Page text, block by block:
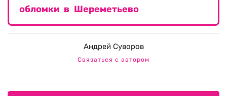
обломки в Шереметьево
Андрей Суворов
Связаться с автором